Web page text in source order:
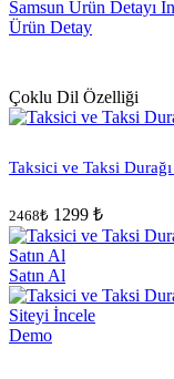
Ürün Detay
Çoklu Dil Özelliği
Taksici ve Taksi
2468₺ 1299 ₺
Satın Al
Demo